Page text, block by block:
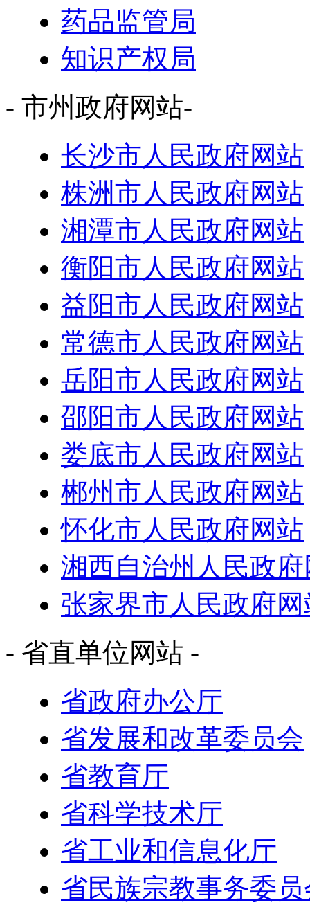
药品监管局
知识产权局
- 市州政府网站-
长沙市人民政府网站
株洲市人民政府网站
湘潭市人民政府网站
衡阳市人民政府网站
益阳市人民政府网站
常德市人民政府网站
岳阳市人民政府网站
邵阳市人民政府网站
娄底市人民政府网站
郴州市人民政府网站
怀化市人民政府网站
湘西自治州人民政
张家界市人民政府网
- 省直单位网站 -
省政府办公厅
省发展和改革委员会
省教育厅
省科学技术厅
省工业和信息化厅
省民族宗教事务委员